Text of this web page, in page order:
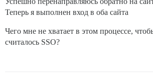
Теперь я выполнен вход в оба сайта
Чего мне не хватает в этом процессе,
считалось SSO?